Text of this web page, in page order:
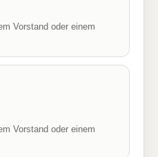
Vorstand oder einem
Vorstand oder einem